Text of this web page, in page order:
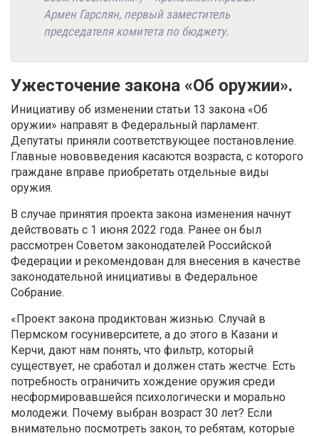
Армен Гарслян, первый заместитель
председателя комитета по бюджету.
Ужесточение закона «Об оружии».
Инициативу об изменении статьи 13 закона «Об
оружии» направят в Федеральный парламент.
Депутаты приняли соответствующее постановление.
Главные нововведения касаются возраста, с которого
граждане вправе приобретать отдельные виды
оружия.
В случае принятия проекта закона изменения начнут
действовать с 1 июня 2022 года. Ранее он был
рассмотрен Советом законодателей Российской
Федерации и рекомендован для внесения в качестве
законодательной инициативы в Федеральное
Собрание.
«Проект закона продиктован жизнью. Случай в
Пермском госуниверситете, а до этого в Казани и
Керчи, дают нам понять, что фильтр, который
существует, не сработал и должен стать жестче. Есть
потребность ограничить хождение оружия среди
несформировавшейся психологически и морально
молодежи. Почему выбран возраст 30 лет? Если
внимательно посмотреть закон, то ребятам, которые